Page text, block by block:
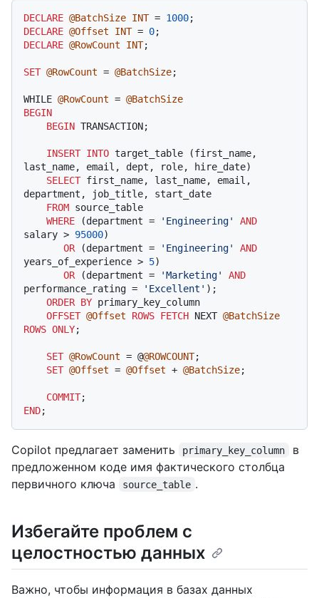
DECLARE @BatchSize INT = 1000
DECLARE @Offset INT = 0
DECLARE @RowCount INT;
SET @RowCount = @BatchSize;
WHILE @RowCount = @BatchSize
BEGIN
BEGIN TRANSACTION;
INSERT INTO target_table (first_name,
last_name, email, dept, role, hire_date)
SELECT first_name, last_name, email,
department, job_title, start_date
FROM source_table
WHERE (department = 'Engineering'
AND
salary > 95000)
OR (department = 'Engineering'
AND
years_of_experience > 5)
OR (department = 'Marketing'
AND
performance_rating = 'Excellent' );
ORDER BY primary_key_column
OFFSET @Offset ROWS FETCH NEXT @BatchSize
ROWS ONLY;
SET @RowCount = @@ROWCOUNT;
SET @Offset = @Offset + @BatchSize;
COMMIT
END
Copilot предлагает заменить primary_key_column
в
предложенном коде имя фактического столбца
первичного ключа
source_table .
Избегайте проблем с
целостностью данных
Важно, чтобы информация в базах данных